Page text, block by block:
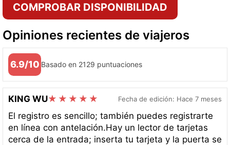
COMPROBAR DISPONIBILIDAD
Opiniones recientes de viajeros
6.9/10 Basado en 2129 puntuaciones
KING WU Fecha de edición: Hace 7 meses
El registro es sencillo; también puedes registrarte
en línea con antelación.Hay un lector de tarjetas
cerca de la entrada; inserta tu tarjeta y la puerta se